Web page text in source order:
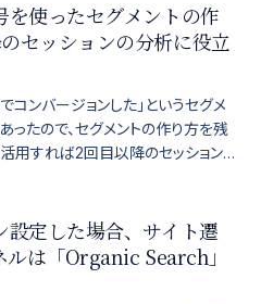
を使ったセグメントの作
セッションの分析に役立
コンバージョンした」というセグメ
ったので、セグメントの作り方を残
活用すれば2回目以降のセッション
設定した場合、サイト遷
は「Organic Search」